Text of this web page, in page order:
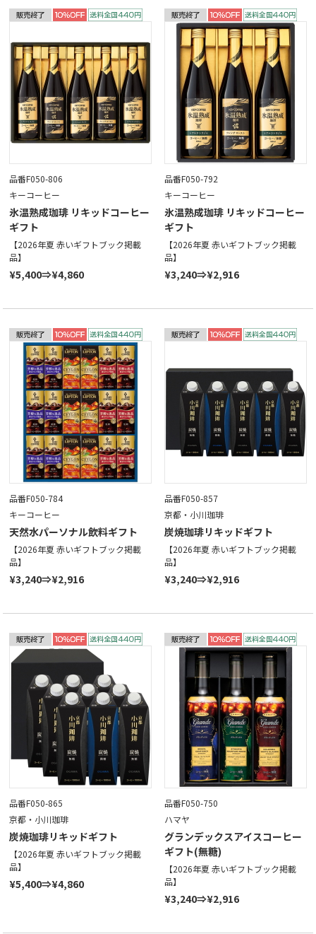
品番F050-806
キーコーヒー
氷温熟成珈琲 リキッドコーヒー
ギフト
【2026年夏 赤いギフトブック掲載
品】
¥5,400⇒¥4,860
品番F050-792
キーコーヒー
氷温熟成珈琲 リキッドコーヒー
ギフト
【2026年夏 赤いギフトブック掲載
品】
¥3,240⇒¥2,916
品番F050-784
キーコーヒー
天然水パーソナル飲料ギフト
【2026年夏 赤いギフトブック掲載
品】
¥3,240⇒¥2,916
品番F050-857
京都・小川珈琲
炭焼珈琲リキッドギフト
【2026年夏 赤いギフトブック掲載
品】
¥3,240⇒¥2,916
品番F050-865
京都・小川珈琲
炭焼珈琲リキッドギフト
【2026年夏 赤いギフトブック掲載
品】
¥5,400⇒¥4,860
品番F050-750
ハマヤ
グランデックスアイスコーヒー
ギフト(無糖)
【2026年夏 赤いギフトブック掲載
品】
¥3,240⇒¥2,916